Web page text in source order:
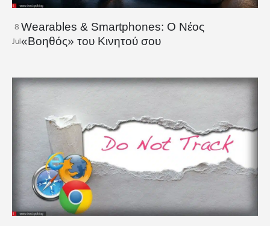
8
Jul
Wearables & Smartphones: Ο Νέος
«Βοηθός» του Κινητού σου